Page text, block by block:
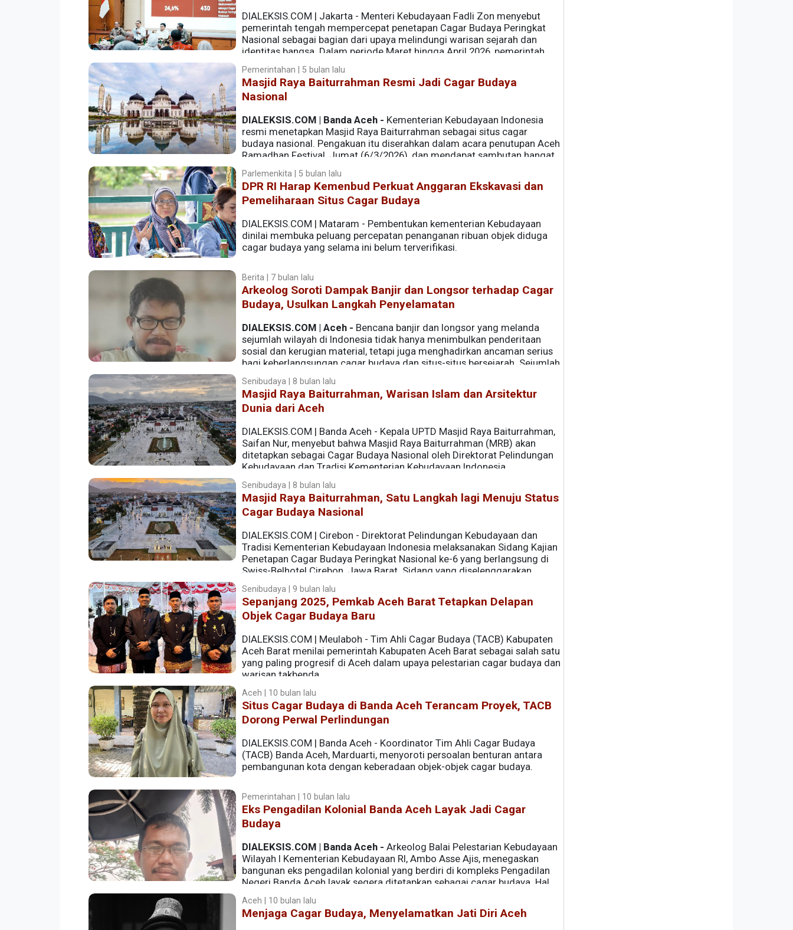
DIALEKSIS.COM | Jakarta - Menteri Kebudayaan Fadli Zon menyebut
pemerintah tengah mempercepat penetapan Cagar Budaya Peringkat
Nasional sebagai bagian dari upaya melindungi warisan sejarah dan
identitas bangsa. Dalam periode Maret hingga April 2026, pemerintah
menetapkan 430 objek baru sebagai cagar budaya nasional.
Pemerintahan | 5 bulan lalu
Masjid Raya Baiturrahman Resmi Jadi Cagar Budaya
Nasional
DIALEKSIS.COM | Banda Aceh - Kementerian Kebudayaan Indonesia
resmi menetapkan Masjid Raya Baiturrahman sebagai situs cagar
budaya nasional. Pengakuan itu diserahkan dalam acara penutupan Aceh
Ramadhan Festival, Jumat (6/3/2026), dan mendapat sambutan hangat
dari warga setempat.
Parlemenkita | 5 bulan lalu
DPR RI Harap Kemenbud Perkuat Anggaran Ekskavasi dan
Pemeliharaan Situs Cagar Budaya
DIALEKSIS.COM | Mataram - Pembentukan kementerian Kebudayaan
dinilai membuka peluang percepatan penanganan ribuan objek diduga
cagar budaya yang selama ini belum terverifikasi.
Berita | 7 bulan lalu
Arkeolog Soroti Dampak Banjir dan Longsor terhadap Cagar
Budaya, Usulkan Langkah Penyelamatan
DIALEKSIS.COM | Aceh - Bencana banjir dan longsor yang melanda
sejumlah wilayah di Indonesia tidak hanya menimbulkan penderitaan
sosial dan kerugian material, tetapi juga menghadirkan ancaman serius
bagi keberlangsungan cagar budaya dan situs-situs bersejarah. Sejumlah
peninggalan arkeologis dilaporkan mengalami kerusakan, pergeseran, bahkan terancam hilang akibat daya
rusak bencana alam yang kian meningkat.Senibudaya | 8 bulan lalu
Masjid Raya Baiturrahman, Warisan Islam dan Arsitektur
Dunia dari Aceh
DIALEKSIS.COM | Banda Aceh - Kepala UPTD Masjid Raya Baiturrahman,
Saifan Nur, menyebut bahwa Masjid Raya Baiturrahman (MRB) akan
ditetapkan sebagai Cagar Budaya Nasional oleh Direktorat Pelindungan
Kebudayaan dan Tradisi Kementerian Kebudayaan Indonesia.
Senibudaya | 8 bulan lalu
Masjid Raya Baiturrahman, Satu Langkah lagi Menuju Status
Cagar Budaya Nasional
DIALEKSIS.COM | Cirebon - Direktorat Pelindungan Kebudayaan dan
Tradisi Kementerian Kebudayaan Indonesia melaksanakan Sidang Kajian
Penetapan Cagar Budaya Peringkat Nasional ke-6 yang berlangsung di
Swiss-Belhotel Cirebon, Jawa Barat. Sidang yang diselenggarakan
selama 4 hari, 12 - 15 November 2025, tersebut dijadwalkan akan mengkaji 44 cagar budaya dari seluruh
Indonesia.
Senibudaya | 9 bulan lalu
Sepanjang 2025, Pemkab Aceh Barat Tetapkan Delapan
Objek Cagar Budaya Baru
DIALEKSIS.COM | Meulaboh - Tim Ahli Cagar Budaya (TACB) Kabupaten
Aceh Barat menilai pemerintah Kabupaten Aceh Barat sebagai salah satu
yang paling progresif di Aceh dalam upaya pelestarian cagar budaya dan
warisan takbenda.
Aceh | 10 bulan lalu
Situs Cagar Budaya di Banda Aceh Terancam Proyek, TACB
Dorong Perwal Perlindungan
DIALEKSIS.COM | Banda Aceh - Koordinator Tim Ahli Cagar Budaya
(TACB) Banda Aceh, Marduarti, menyoroti persoalan benturan antara
pembangunan kota dengan keberadaan objek-objek cagar budaya.
Pemerintahan | 10 bulan lalu
Eks Pengadilan Kolonial Banda Aceh Layak Jadi Cagar
Budaya
DIALEKSIS.COM | Banda Aceh - Arkeolog Balai Pelestarian Kebudayaan
Wilayah I Kementerian Kebudayaan RI, Ambo Asse Ajis, menegaskan
bangunan eks pengadilan kolonial yang berdiri di kompleks Pengadilan
Negeri Banda Aceh layak segera ditetapkan sebagai cagar budaya. Hal
itu ia sampaikan dalam wawancara langsung dengan Dialeksis, Sabtu (20/9/2025).
Aceh | 10 bulan lalu
Menjaga Cagar Budaya, Menyelamatkan Jati Diri Aceh